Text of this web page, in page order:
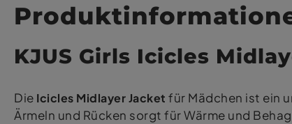
KJUS Girls Icicles
Die Icicles Midlayer Jacket für Mädchen ist ein
Ärmeln und Rücken sorgt für Wärme und